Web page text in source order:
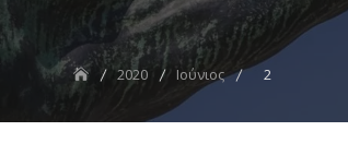
2020 Ιούνιος 2